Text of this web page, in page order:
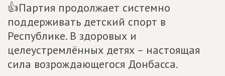
👍Партия продолжает системно
поддерживать детский спорт в
Республике. В здоровых и
целеустремлённых детях – настоящая
сила возрождающегося Донбасса.